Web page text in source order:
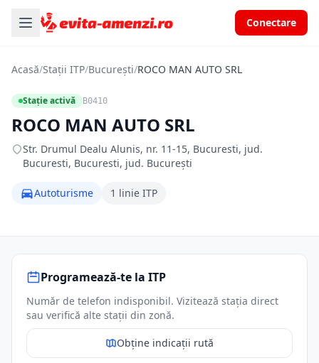
Conectare
Acasă/Stații ITP/București/ROCO MAN AUTO SRL
Stație activă B0410
ROCO MAN AUTO SRL
Str. Drumul Dealu Alunis, nr. 11-15, Bucuresti, jud.
Bucuresti, Bucuresti, jud. București
Autoturisme 1 linie ITP
Programează-te la ITP
Număr de telefon indisponibil. Vizitează stația direct
sau verifică alte stații din zonă.
Obține indicații rută